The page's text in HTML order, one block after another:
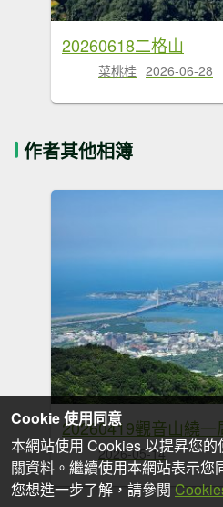
20260618二格山
菜桃桂 2026-06-28
作者其他相簿
20260419觀音山繞一
2026-05-14
Cookie 使用同意
本網站使用 Cookies 以提昇您
關資料。繼續使用本網站表示
您想進一步了解，請參閱